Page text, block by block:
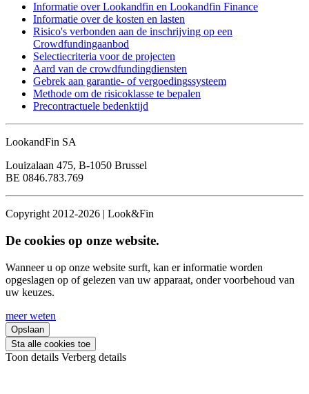
Informatie over Lookandfin en Lookandfin Finance
Informatie over de kosten en lasten
Risico's verbonden aan de inschrijving op een
Crowdfundingaanbod
Selectiecriteria voor de projecten
Aard van de crowdfundingdiensten
Gebrek aan garantie- of vergoedingssysteem
Methode om de risicoklasse te bepalen
Precontractuele bedenktijd
LookandFin SA
Louizalaan 475, B-1050 Brussel
BE 0846.783.769
Copyright 2012-2026 | Look&Fin
De cookies op onze website.
Wanneer u op onze website surft, kan er informatie worden
opgeslagen op of gelezen van uw apparaat, onder voorbehoud van
uw keuzes.
meer weten
Opslaan
Sta alle cookies toe
Toon details Verberg details